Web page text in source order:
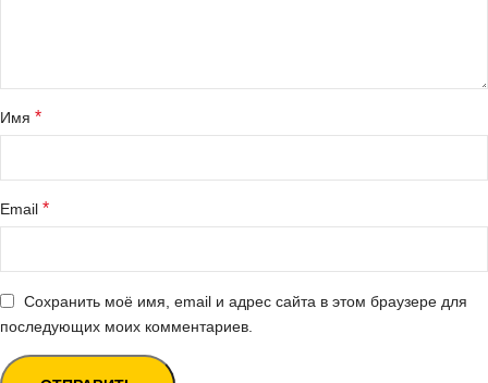
Имя *
Email *
Сохранить моё имя, email и адрес сайта в этом браузере для
последующих моих комментариев.